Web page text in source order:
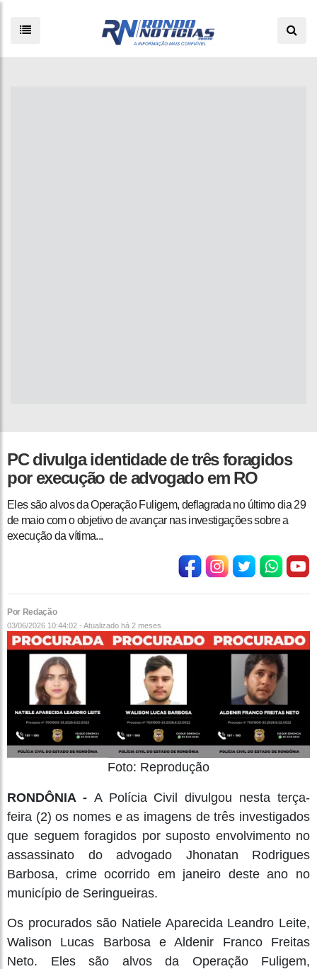
PC divulga identidade de três foragidos
por execução de advogado em RO
Eles são alvos da Operação Fuligem, deflagrada no último dia 29
de maio com o objetivo de avançar nas investigações sobre a
execução da vítima...
Por Redação
03/06/2026 10:44:02 - Atualizado há 2 meses
Foto: Reprodução
RONDÔNIA -A Polícia Civil divulgou nesta terça-
feira (2) os nomes e as imagens de três investigados
que seguem foragidos por suposto envolvimento no
assassinato do advogado Jhonatan Rodrigues
Barbosa, crime ocorrido em janeiro deste ano no
município de Seringueiras.
Os procurados são Natiele Aparecida Leandro Leite,
Walison Lucas Barbosa e Aldenir Franco Freitas
Neto. Eles são alvos da Operação Fuligem,